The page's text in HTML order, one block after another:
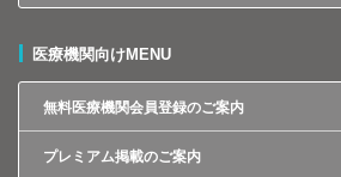
医療機関向けMENU
無料医療機関会員登録のご案内
プレミアム掲載のご案内